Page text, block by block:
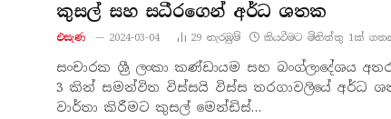
කුසල් සහ සධීරගෙන් අර්ධ ශතක
එසැණ 2024-03-04 29 නැරඹු​ම් කියවීමට මිනිත්තු 1ක්
සංචාරක ශ්‍රී ලංකා කණ්ඩායම සහ බංග්ලාදේශය
3 කින් සමන්විත විස්සයි විස්ස තරගාවලියේ අර්ධ
වාර්තා කිරීමට කුසල් මෙන්ඩිස්…